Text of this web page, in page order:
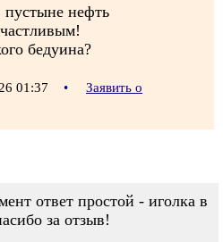
нефть
бедуина?
01:37 •
Заявить о
ответ простой - иголка в
за отзыв!